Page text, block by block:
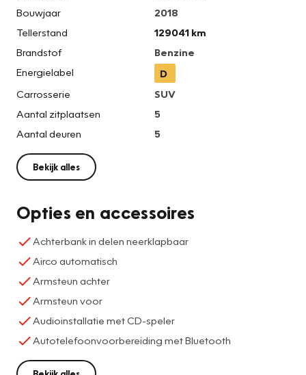
Bouwjaar
2018
Tellerstand
129041 km
Brandstof
Benzine
Energielabel
D
Carrosserie
SUV
Aantal zitplaatsen
5
Aantal deuren
5
Bekijk alles
Opties en accessoires
Achterbank in delen neerklapbaar
Airco automatisch
Armsteun achter
Armsteun voor
Audioinstallatie met CD-speler
Autotelefoonvoorbereiding met Bluetooth